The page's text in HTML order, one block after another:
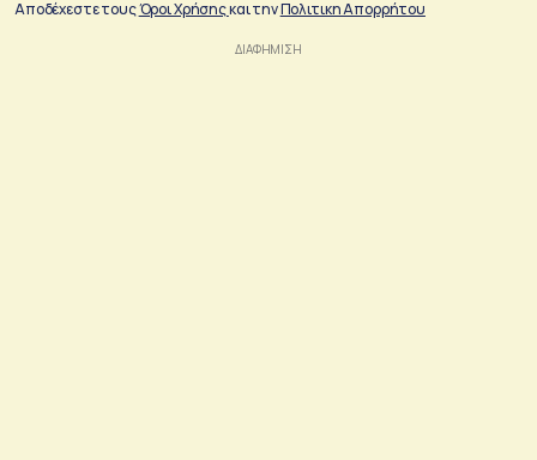
Αποδέχεστε τουςΌροι Χρήσηςκαι τηνΠολιτικη Απορρήτου